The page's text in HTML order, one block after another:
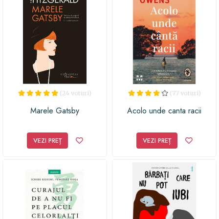
(24 voturi)
Marele Gatsby
VEZI PREȚ
(77 voturi)
Acolo unde canta racii
VEZI PREȚ